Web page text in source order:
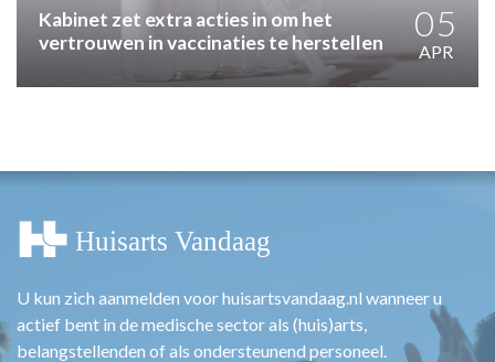
Kabinet zet extra acties in om het
vertrouwen in vaccinaties te herstellen
05
APR
U kun zich aanmelden voor huisartsvandaag.nl wanneer u
actief bent in de medische sector als (huis)arts,
belangstellenden of als ondersteunend personeel.